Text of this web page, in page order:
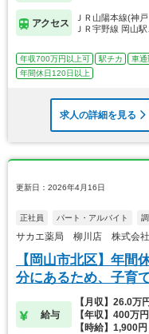
アクセス
ＪＲ山陽本線(神
ＪＲ宇野線 岡山
年収700万円以上可 駅チカ 車通
年間休日120日以上
求人の詳細を見る
更新日：2026年4月16日
正社員 パート・アルバイト
サカエ薬局 柳川店 株式会社
【岡山市北区】年間
分にあるため、子育
給与
【月収】26.0万
【年収】400万
【時給】1,900